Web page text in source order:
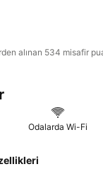
alınan 534 misafir
Odalarda Wi-Fi